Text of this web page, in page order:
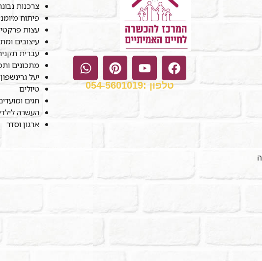
טלפון :054-5601019
צרכנות
פיתוח
עצות
עיצובים
עברית
מתכונים
יעל גרינשפון
טיולים
חגים
העשרה
ארגון וסדר
ה